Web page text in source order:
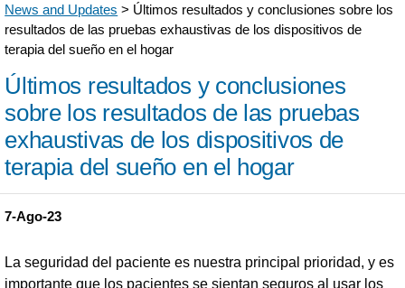
News and Updates > Últimos resultados y conclusiones sobre los
resultados de las pruebas exhaustivas de los dispositivos de
terapia del sueño en el hogar
Últimos resultados y conclusiones
sobre los resultados de las pruebas
exhaustivas de los dispositivos de
terapia del sueño en el hogar
7-Ago-23
La seguridad del paciente es nuestra principal prioridad, y es
importante que los pacientes se sientan seguros al usar los